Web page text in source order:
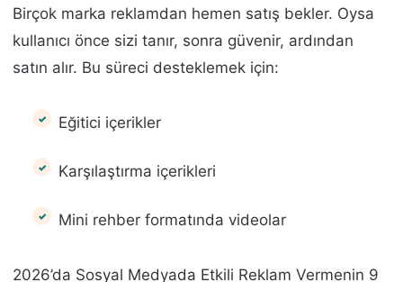
Birçok marka reklamdan hemen satış bekler. Oysa
kullanıcı önce sizi tanır, sonra güvenir, ardından
satın alır. Bu süreci desteklemek için:
Eğitici içerikler
Karşılaştırma içerikleri
Mini rehber formatında videolar
2026’da Sosyal Medyada Etkili Reklam Vermenin 9